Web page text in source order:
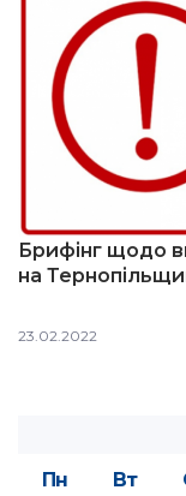
Брифінг щодо
на
23.02.2022
Пн
Вт